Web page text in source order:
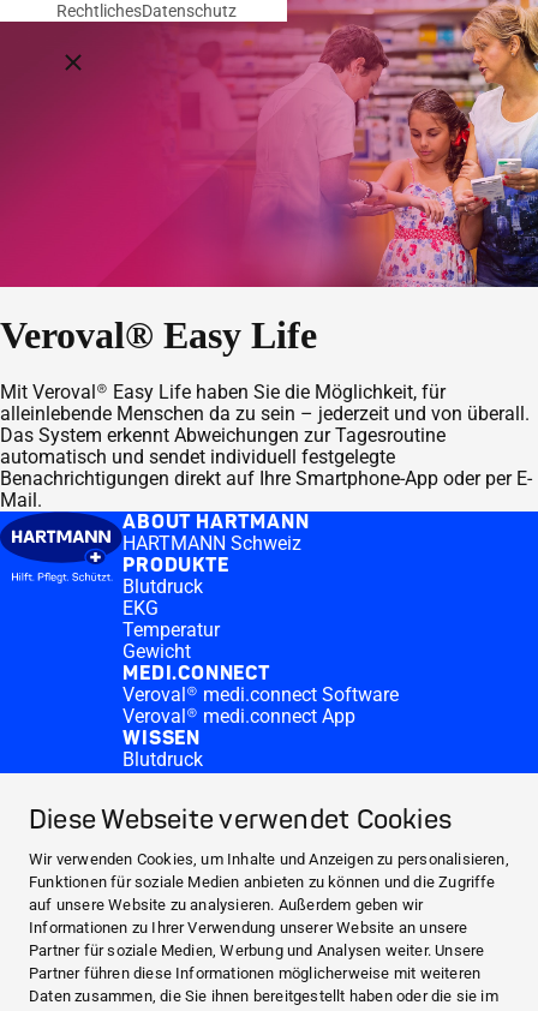
Diese Webseite verwendet Cookies
Wir verwenden Cookies, um Inhalte und Anzeigen zu personalisieren,
Funktionen für soziale Medien anbieten zu können und die Zugriffe
auf unsere Website zu analysieren. Außerdem geben wir
Informationen zu Ihrer Verwendung unserer Website an unsere
Partner für soziale Medien, Werbung und Analysen weiter. Unsere
Partner führen diese Informationen möglicherweise mit weiteren
Daten zusammen, die Sie ihnen bereitgestellt haben oder die sie im
Breadcrumbs schließen
RechtlichesDatenschutz
Veroval® Easy Life
Mit Veroval® Easy Life haben Sie die Möglichkeit, für
alleinlebende Menschen da zu sein – jederzeit und von überall.
Das System erkennt Abweichungen zur Tagesroutine
automatisch und sendet individuell festgelegte
Benachrichtigungen direkt auf Ihre Smartphone-App oder per E-
Mail.
ABOUT HARTMANN
HARTMANN Schweiz
PRODUKTE
Blutdruck
EKG
Temperatur
Gewicht
MEDI.CONNECT
Veroval® medi.connect Software
Veroval® medi.connect App
WISSEN
Blutdruck
Informationen zu Fieber
CONTACT & MORE
Medi.connect Login
ABOUT HARTMANN
PRODUKTE
MEDI.CONNECT
WISSEN
CONTACT & MORE